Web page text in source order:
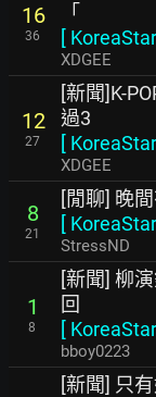
16
36
「
[ KoreaStar
XDGEE
12
27
[新聞]K-
過3
[ KoreaStar
XDGEE
8
21
[閒聊] 晚
[ KoreaStar
StressND
1
8
[新聞] 柳
回
[ KoreaStar
bboy0223
[新聞] 只